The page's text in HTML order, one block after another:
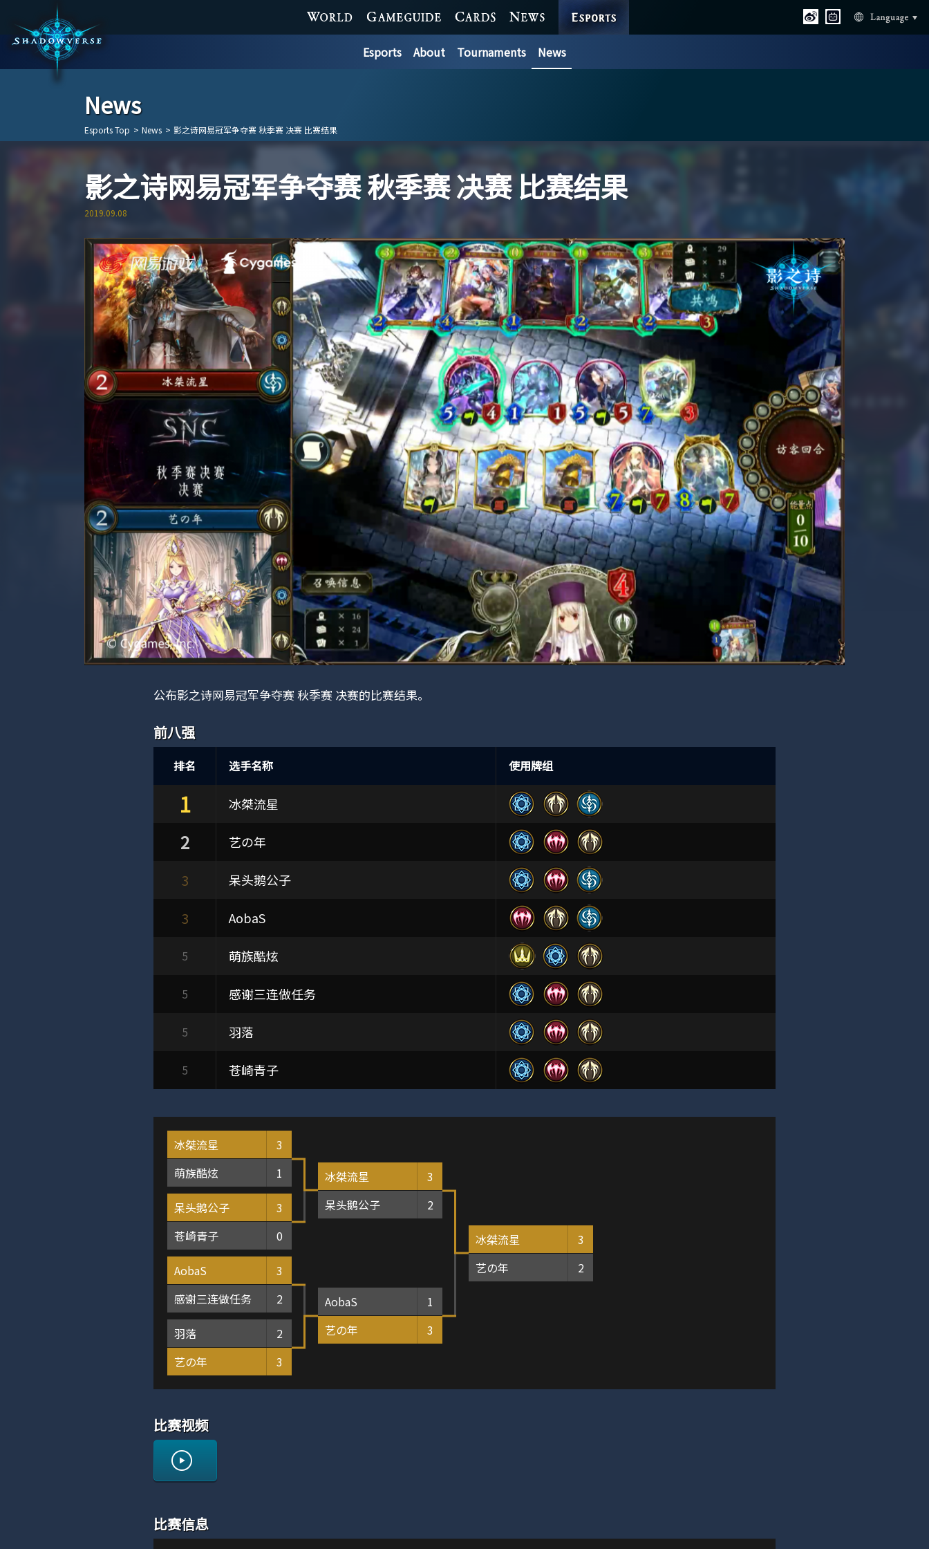
WORLD GAME GUIDE CARDS NEWS
Language
Esports About Tournaments News
News
Esports Top > News > 影之诗网易冠军争夺赛 秋季赛 决赛 比赛结果
影之诗网易冠军争夺赛 秋季赛 决赛 比赛结果
2019.09.08
公布影之诗网易冠军争夺赛 秋季赛 决赛的比赛结果。
前八强
排名 选手名称 使用牌组
1 冰桀流星
2 艺の年
3 呆头鹅公子
3 AobaS
5 萌族酷炫
5 感谢三连做任务
5 羽落
5 苍崎青子
冰桀流星
3
萌族酷炫
1
呆头鹅公子
3
苍崎青子
0
AobaS
3
感谢三连做任务
2
羽落
2
艺の年
3
冰桀流星
3
呆头鹅公子
2
AobaS
1
艺の年
3
冰桀流星
3
艺の年
2
比赛视频
比赛信息